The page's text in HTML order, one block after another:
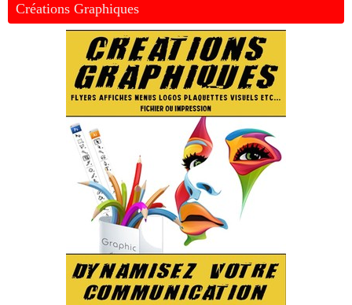
Créations Graphiques